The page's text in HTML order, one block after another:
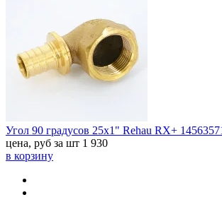
Угол 90 градусов 25x1" Rehau RX+
цена, руб за шт 1 930
в корзину